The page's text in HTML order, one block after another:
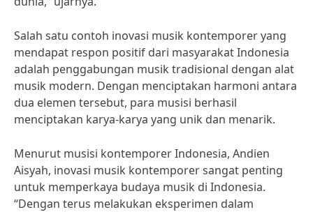
Salah satu contoh inovasi musik kontemporer yang
mendapat respon positif dari masyarakat Indonesia
adalah penggabungan musik tradisional dengan alat
musik modern. Dengan menciptakan harmoni antara
dua elemen tersebut, para musisi berhasil
menciptakan karya-karya yang unik dan menarik.
Menurut musisi kontemporer Indonesia, Andien
Aisyah, inovasi musik kontemporer sangat penting
untuk memperkaya budaya musik di Indonesia.
“Dengan terus melakukan eksperimen dalam